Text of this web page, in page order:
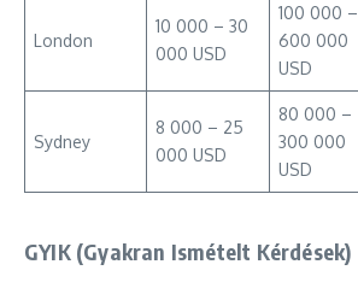
London
10 000 – 30
000 USD
100 000 –
600 000
USD
Sydney
8 000 – 25
000 USD
80 000 –
300 000
USD
GYIK (Gyakran Ismételt Kérdések)